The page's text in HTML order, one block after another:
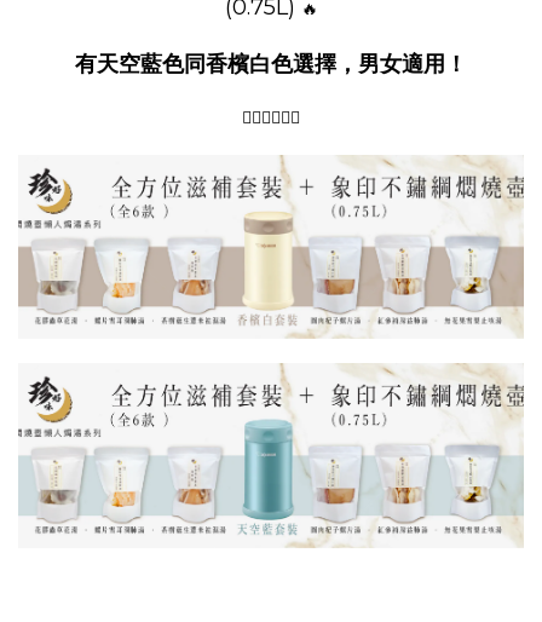
(0.75L) 🔥
有天空藍色同香檳白色選擇，男女適用！
👇🏻👇🏻👇🏻